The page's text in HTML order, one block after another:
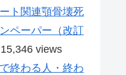
ト関連顎骨壊死
ペーパー（改訂
views
終わる人・終わ